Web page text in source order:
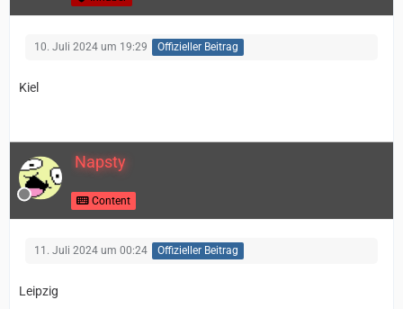
10. Juli 2024 um 19:29 Offizieller Beitrag
Kiel
Napsty
Content
11. Juli 2024 um 00:24 Offizieller Beitrag
Leipzig